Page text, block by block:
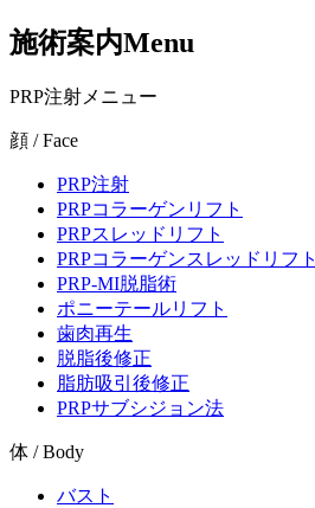
施術案内Menu
PRP注射メニュー
顔 / Face
PRP注射
PRPコラーゲンリフト
PRPスレッドリフト
PRPコラーゲンスレッドリフト
PRP-MI脱脂術
ポニーテールリフト
歯肉再生
脱脂後修正
脂肪吸引後修正
PRPサブシジョン法
体 / Body
バスト